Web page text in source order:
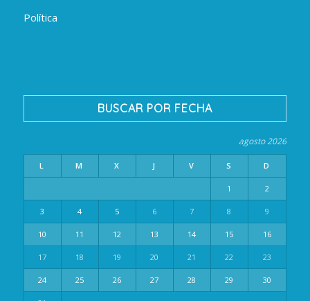
Política
BUSCAR POR FECHA
agosto 2026
L M X J V S D
1 2
3 4 5 6 7 8 9
10 11 12 13 14 15 16
17 18 19 20 21 22 23
24 25 26 27 28 29 30